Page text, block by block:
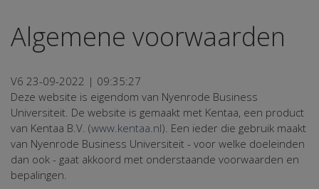
Algemene voorwaarden
V6 23-09-2022 | 09:35:27
Deze website is eigendom van Nyenrode Business
Universiteit. De website is gemaakt met Kentaa, een product
van Kentaa B.V. (www.kentaa.nl). Een ieder die gebruik maakt
van Nyenrode Business Universiteit - voor welke doeleinden
dan ook - gaat akkoord met onderstaande voorwaarden en
bepalingen.